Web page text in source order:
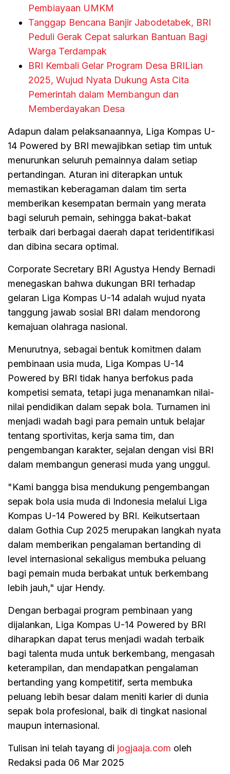
Pembiayaan UMKM
Tanggap Bencana Banjir Jabodetabek, BRI
Peduli Gerak Cepat salurkan Bantuan Bagi
Warga Terdampak
BRI Kembali Gelar Program Desa BRILian
2025, Wujud Nyata Dukung Asta Cita
Pemerintah dalam Membangun dan
Memberdayakan Desa
Adapun dalam pelaksanaannya, Liga Kompas U-
14 Powered by BRI mewajibkan setiap tim untuk
menurunkan seluruh pemainnya dalam setiap
pertandingan. Aturan ini diterapkan untuk
memastikan keberagaman dalam tim serta
memberikan kesempatan bermain yang merata
bagi seluruh pemain, sehingga bakat-bakat
terbaik dari berbagai daerah dapat teridentifikasi
dan dibina secara optimal.
Corporate Secretary BRI Agustya Hendy Bernadi
menegaskan bahwa dukungan BRI terhadap
gelaran Liga Kompas U-14 adalah wujud nyata
tanggung jawab sosial BRI dalam mendorong
kemajuan olahraga nasional.
Menurutnya, sebagai bentuk komitmen dalam
pembinaan usia muda, Liga Kompas U-14
Powered by BRI tidak hanya berfokus pada
kompetisi semata, tetapi juga menanamkan nilai-
nilai pendidikan dalam sepak bola. Turnamen ini
menjadi wadah bagi para pemain untuk belajar
tentang sportivitas, kerja sama tim, dan
pengembangan karakter, sejalan dengan visi BRI
dalam membangun generasi muda yang unggul.
"Kami bangga bisa mendukung pengembangan
sepak bola usia muda di Indonesia melalui Liga
Kompas U-14 Powered by BRI. Keikutsertaan
dalam Gothia Cup 2025 merupakan langkah nyata
dalam memberikan pengalaman bertanding di
level internasional sekaligus membuka peluang
bagi pemain muda berbakat untuk berkembang
lebih jauh," ujar Hendy.
Dengan berbagai program pembinaan yang
dijalankan, Liga Kompas U-14 Powered by BRI
diharapkan dapat terus menjadi wadah terbaik
bagi talenta muda untuk berkembang, mengasah
keterampilan, dan mendapatkan pengalaman
bertanding yang kompetitif, serta membuka
peluang lebih besar dalam meniti karier di dunia
sepak bola profesional, baik di tingkat nasional
maupun internasional.
Tulisan ini telah tayang di jogjaaja.com oleh
Redaksi pada 06 Mar 2025